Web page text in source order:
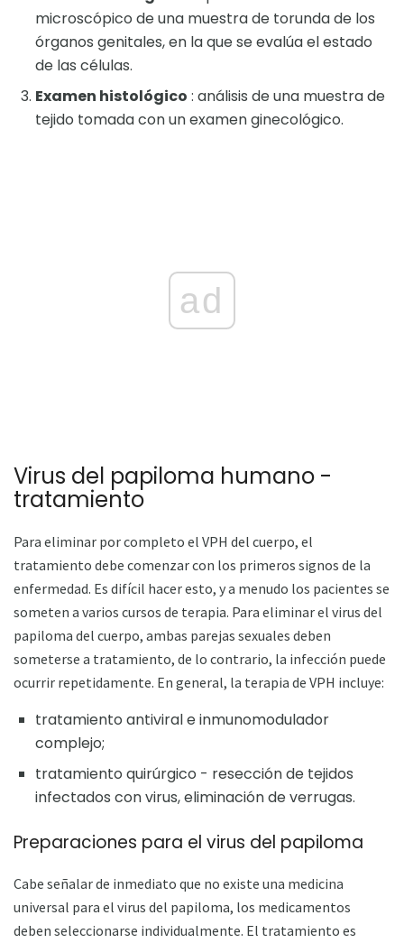
microscópico de una muestra de torunda de los
órganos genitales, en la que se evalúa el estado
de las células.
Examen histológico : análisis de una muestra de
tejido tomada con un examen ginecológico.
ad
Virus del papiloma humano -
tratamiento
Para eliminar por completo el VPH del cuerpo, el
tratamiento debe comenzar con los primeros signos de la
enfermedad. Es difícil hacer esto, y a menudo los pacientes se
someten a varios cursos de terapia. Para eliminar el virus del
papiloma del cuerpo, ambas parejas sexuales deben
someterse a tratamiento, de lo contrario, la infección puede
ocurrir repetidamente. En general, la terapia de VPH incluye:
tratamiento antiviral e inmunomodulador
complejo;
tratamiento quirúrgico - resección de tejidos
infectados con virus, eliminación de verrugas.
Preparaciones para el virus del papiloma
Cabe señalar de inmediato que no existe una medicina
universal para el virus del papiloma, los medicamentos
deben seleccionarse individualmente. El tratamiento es